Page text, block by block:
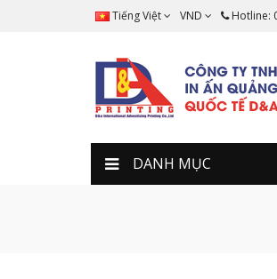
Tiếng Việt VND Hotline:
DANH MỤC